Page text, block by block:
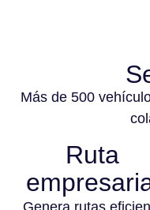
Más de 500
Ruta
Genera rutas